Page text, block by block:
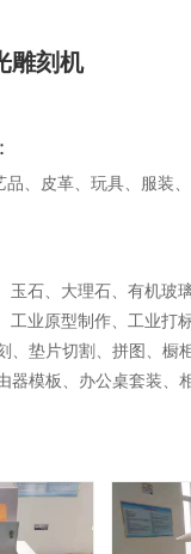
雕刻机
：
品、皮革、玩具、服装
玉石、大理石、有机玻
工业原型制作、工业打
垫片切割、拼图、
模板、办公桌套装、